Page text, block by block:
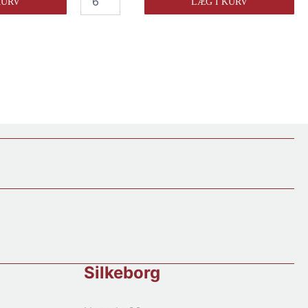
Blanc
Silkeborg